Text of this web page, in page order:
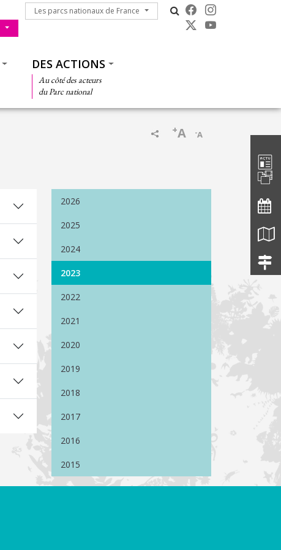
Les parcs nationaux de France
Les parcs nationaux de France
DES ACTIONS
Au côté des acteurs
du Parc national
-A
+A
2026
2025
2024
2023
2022
2021
2020
2019
2018
2017
2016
2015